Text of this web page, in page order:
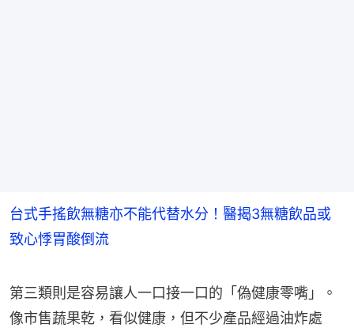
台式手搖飲無糖亦不能代替水分！醫揭3無糖飲品或
致心悸胃酸倒流
第三類則是容易讓人一口接一口的「偽健康零嘴」。
像市售蔬果乾，看似健康，但不少產品經過油炸處